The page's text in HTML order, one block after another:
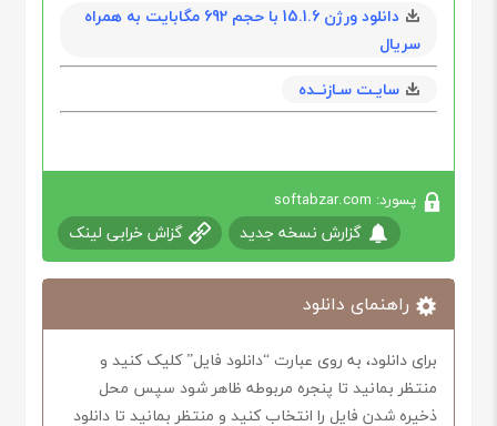
دانلود ورژن 15.1.6 با حجم 692 مگابايت به همراه
سریال
سایـت سـازنــده
پسورد: softabzar.com
گزارش نسخه جدید گزاش خرابی لینک
راهنمای دانلود
برای دانلود، به روی عبارت “دانلود فایل” کلیک کنید و
منتظر بمانید تا پنجره مربوطه ظاهر شود سپس محل
ذخیره شدن فایل را انتخاب کنید و منتظر بمانید تا دانلود